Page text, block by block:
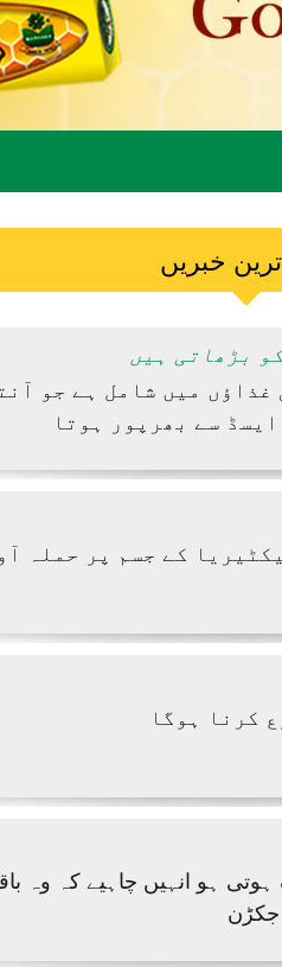
خبریں
بڑھاتی ہیں
میں شامل ہے جو
سے بھرپور ہوتا
کے جسم پر حملہ
کرنا ہوگا
ہو انہیں چاہیے کہ وہ
جکڑن